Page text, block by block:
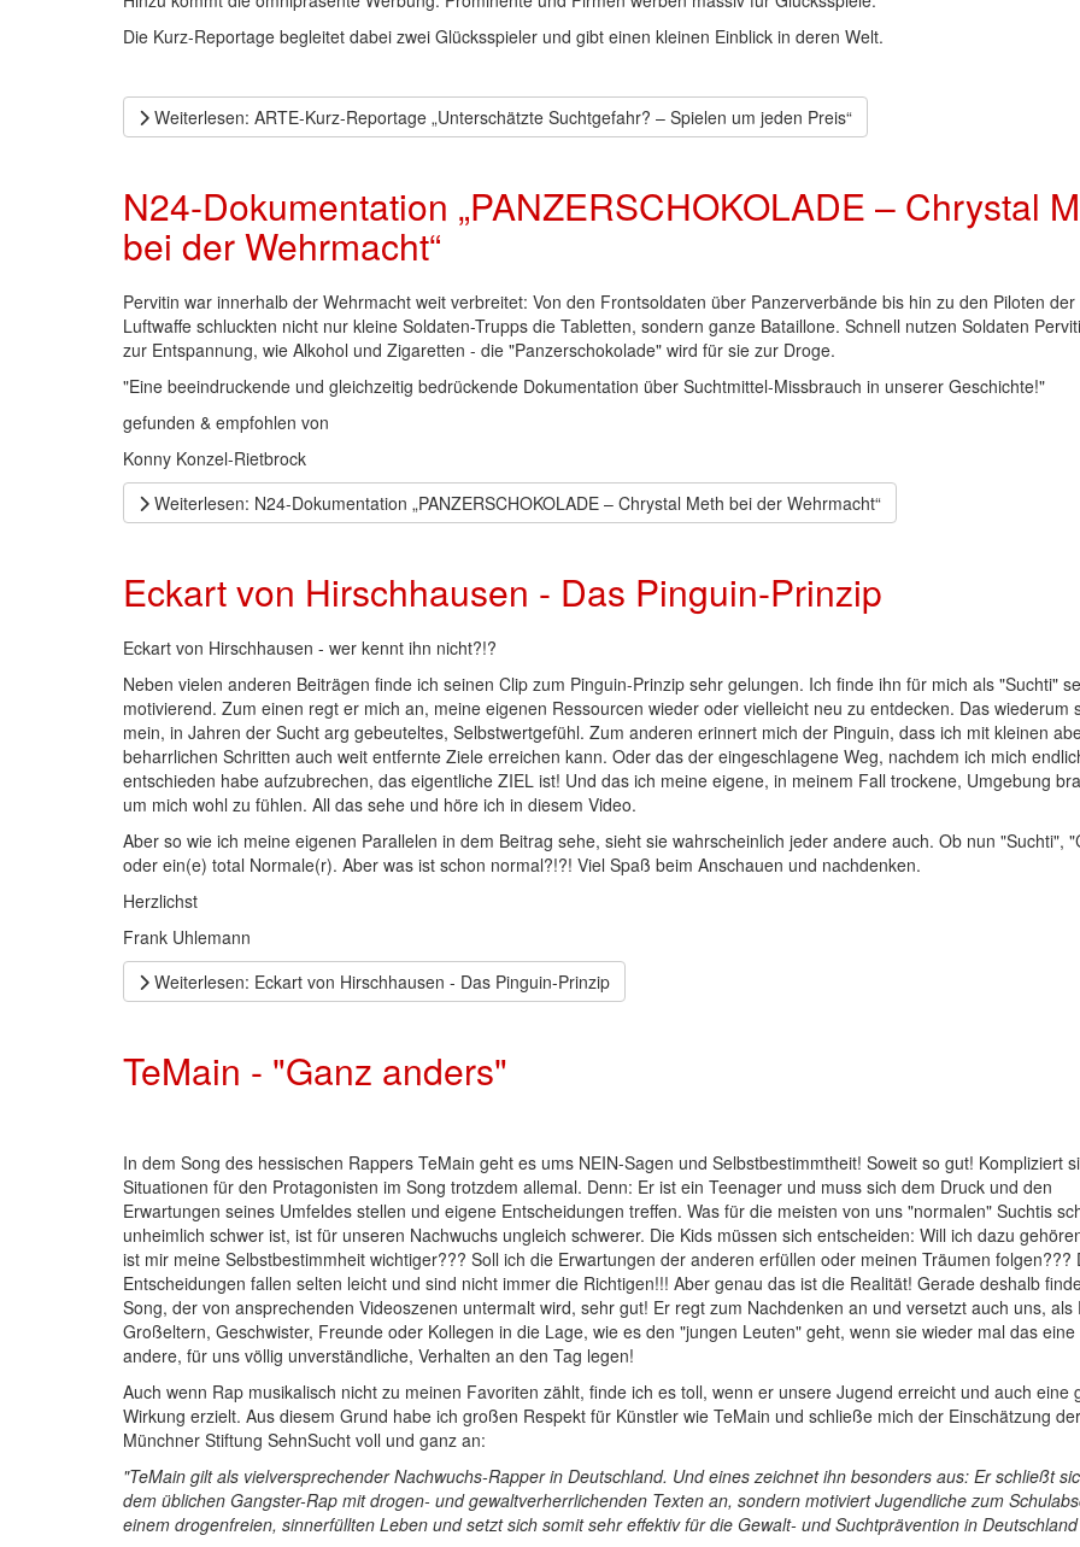
Die Kurz-Reportage begleitet dabei zwei Glücksspieler und gibt einen kleinen Einblick in deren Welt.
Weiterlesen: ARTE-Kurz-Reportage „Unterschätzte Suchtgefahr? – Spielen um jeden Preis“
N24-Dokumentation „PANZERSCHOKOLADE – Chrystal
bei der Wehrmacht“
Pervitin war innerhalb der Wehrmacht weit verbreitet: Von den Frontsoldaten über Panzerverbände bis hin zu den Piloten der
Luftwaffe schluckten nicht nur kleine Soldaten-Trupps die Tabletten, sondern ganze Bataillone. Schnell nutzen Soldaten
zur Entspannung, wie Alkohol und Zigaretten - die "Panzerschokolade" wird für sie zur Droge.
"Eine beeindruckende und gleichzeitig bedrückende Dokumentation über Suchtmittel-Missbrauch in unserer Geschichte!"
gefunden & empfohlen von
Konny Konzel-Rietbrock
Weiterlesen: N24-Dokumentation „PANZERSCHOKOLADE – Chrystal Meth bei der Wehrmacht“
Eckart von Hirschhausen - Das Pinguin-Prinzip
Eckart von Hirschhausen - wer kennt ihn nicht?!?
Neben vielen anderen Beiträgen finde ich seinen Clip zum Pinguin-Prinzip sehr gelungen. Ich finde ihn für mich als "Suchti"
motivierend. Zum einen regt er mich an, meine eigenen Ressourcen wieder oder vielleicht neu zu entdecken. Das wiederum
mein, in Jahren der Sucht arg gebeuteltes, Selbstwertgefühl. Zum anderen erinnert mich der Pinguin, dass ich mit kleinen
beharrlichen Schritten auch weit entfernte Ziele erreichen kann. Oder das der eingeschlagene Weg, nachdem ich mich
entschieden habe aufzubrechen, das eigentliche ZIEL ist! Und das ich meine eigene, in meinem Fall trockene, Umgebung
um mich wohl zu fühlen. All das sehe und höre ich in diesem Video.
Aber so wie ich meine eigenen Parallelen in dem Beitrag sehe, sieht sie wahrscheinlich jeder andere auch. Ob nun "Suchti",
oder ein(e) total Normale(r). Aber was ist schon normal?!?! Viel Spaß beim Anschauen und nachdenken.
Herzlichst
Frank Uhlemann
Weiterlesen: Eckart von Hirschhausen - Das Pinguin-Prinzip
TeMain - "Ganz anders"
In dem Song des hessischen Rappers TeMain geht es ums NEIN-Sagen und Selbstbestimmtheit! Soweit so gut! Kompliziert
Situationen für den Protagonisten im Song trotzdem allemal. Denn: Er ist ein Teenager und muss sich dem Druck und den
Erwartungen seines Umfeldes stellen und eigene Entscheidungen treffen. Was für die meisten von uns "normalen" Suchtis
unheimlich schwer ist, ist für unseren Nachwuchs ungleich schwerer. Die Kids müssen sich entscheiden: Will ich dazu
ist mir meine Selbstbestimmheit wichtiger??? Soll ich die Erwartungen der anderen erfüllen oder meinen Träumen folgen???
Entscheidungen fallen selten leicht und sind nicht immer die Richtigen!!! Aber genau das ist die Realität! Gerade deshalb
Song, der von ansprechenden Videoszenen untermalt wird, sehr gut! Er regt zum Nachdenken an und versetzt auch uns, als
Großeltern, Geschwister, Freunde oder Kollegen in die Lage, wie es den "jungen Leuten" geht, wenn sie wieder mal das
andere, für uns völlig unverständliche, Verhalten an den Tag legen!
Auch wenn Rap musikalisch nicht zu meinen Favoriten zählt, finde ich es toll, wenn er unsere Jugend erreicht und auch eine
Wirkung erzielt. Aus diesem Grund habe ich großen Respekt für Künstler wie TeMain und schließe mich der Einschätzung der
Münchner Stiftung SehnSucht voll und ganz an:
"TeMain gilt als vielversprechender Nachwuchs-Rapper in Deutschland. Und eines zeichnet ihn besonders aus: Er schließt
dem üblichen Gangster-Rap mit drogen- und gewaltverherrlichenden Texten an, sondern motiviert Jugendliche zum
einem drogenfreien, sinnerfüllten Leben und setzt sich somit sehr effektiv für die Gewalt- und Suchtprävention in